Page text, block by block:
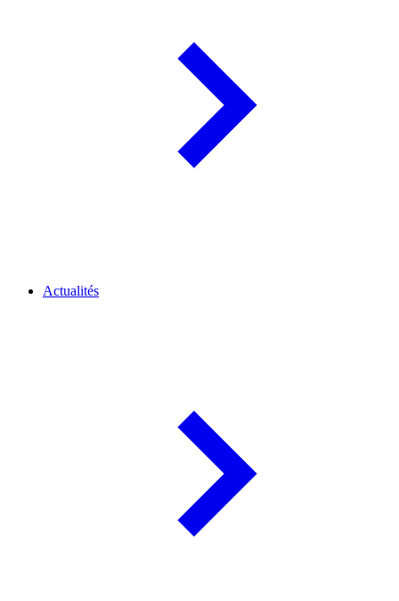
Actualités